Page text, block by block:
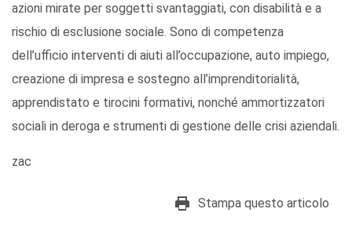
azioni mirate per soggetti svantaggiati, con disabilità e a
rischio di esclusione sociale. Sono di competenza
dell’ufficio interventi di aiuti all’occupazione, auto impiego,
creazione di impresa e sostegno all’imprenditorialità,
apprendistato e tirocini formativi, nonché ammortizzatori
sociali in deroga e strumenti di gestione delle crisi aziendali.
zac
Stampa questo articolo